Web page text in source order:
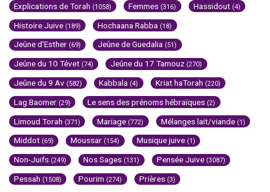
Explications de Torah (1058) Femmes (316) Hassidout (4)
Histoire Juive (189) Hochaana Rabba (18)
Jeûne d'Esther (69) Jeûne de Guedalia (51)
Jeûne du 10 Tévet (74) Jeûne du 17 Tamouz (270)
Jeûne du 9 Av (582) Kabbala (4) Kriat haTorah (220)
Lag Baomer (29) Le sens des prénoms hébraïques (2)
Limoud Torah (371) Mariage (772) Mélanges lait/viande (1)
Middot (69) Moussar (154) Musique juive (1)
Non-Juifs (249) Nos Sages (131) Pensée Juive (3087)
Pessah (1508) Pourim (274) Prières (3)